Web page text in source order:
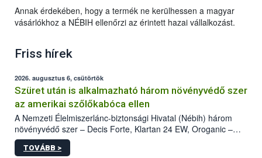
Annak érdekében, hogy a termék ne kerülhessen a magyar
vásárlókhoz a NÉBIH ellenőrzi az érintett hazai vállalkozást.
Friss hírek
2026. augusztus 6, csütörtök
Szüret után is alkalmazható három növényvédő szer
az amerikai szőlőkabóca ellen
A Nemzeti Élelmiszerlánc-biztonsági Hivatal (Nébih) három
növényvédő szer – Decis Forte, Klartan 24 EW, Oroganic –
engedélyokiratát módosította, így azok a szüretet követően,
egészen a vesszőérettség (BBCH 91) stádiumáig
TOVÁBB >